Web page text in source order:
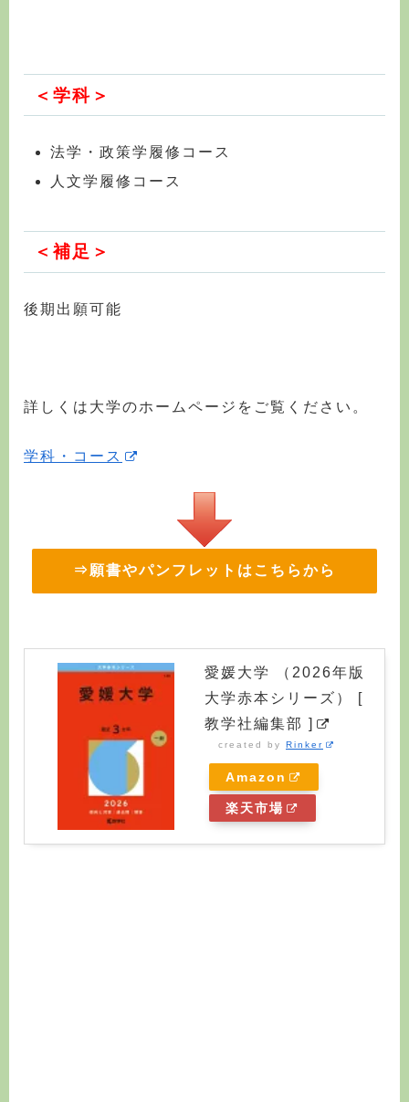
＜学科＞
法学・政策学履修コース
人文学履修コース
＜補足＞
後期出願可能
詳しくは大学のホームページをご覧ください。
学科・コース
⇒願書やパンフレットはこちらから
愛媛大学 （2026年版
大学赤本シリーズ） [
教学社編集部 ]
created by Rinker
Amazon
楽天市場